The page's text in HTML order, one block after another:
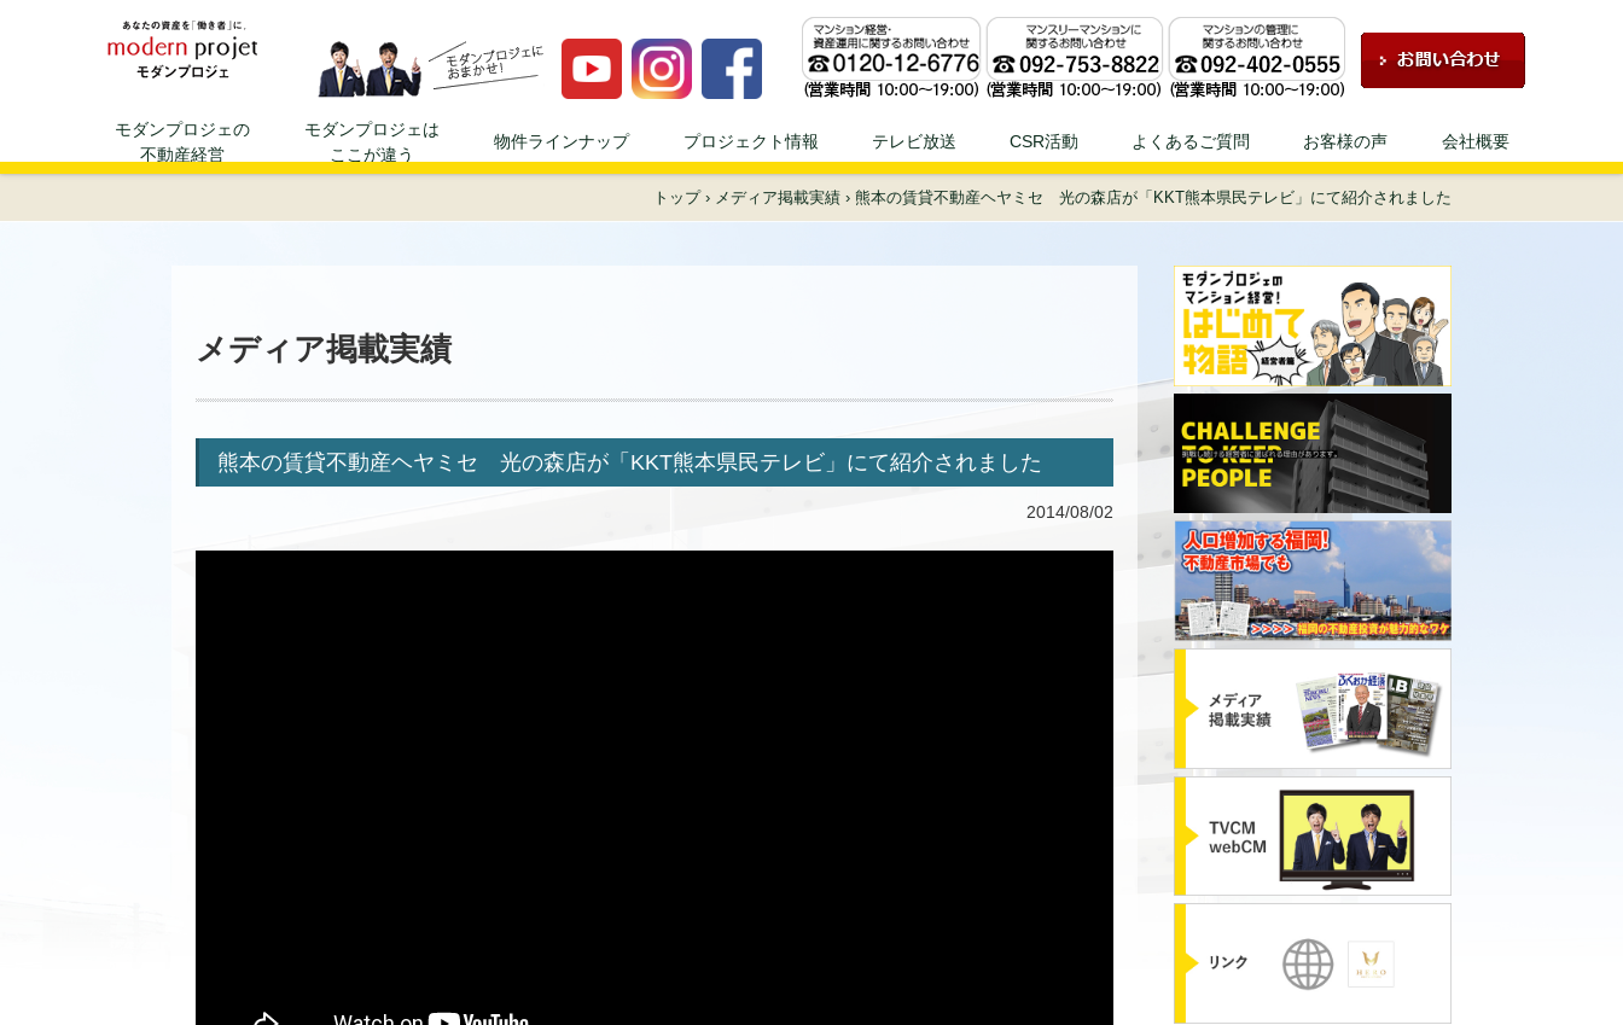
資産運用、不動産投資ならモダンプロジェへ！！ | 不動産投資、不動産経営のことならモダンプロジェにお任せください！
モダンプロジェの
不動産経営
モダンプロジェは
ここが違う
物件ラインナップ プロジェクト情報 テレビ放送 CSR活動 よくあるご質問 お客様の声 会社概要
トップ› メディア掲載実績 › 熊本の賃貸不動産ヘヤミセ 光の森店が「KKT熊本県民テレビ」にて紹介されました
メディア掲載実績
熊本の賃貸不動産ヘヤミセ 光の森店が「KKT熊本県民テレビ」にて紹介されました
2014/08/02